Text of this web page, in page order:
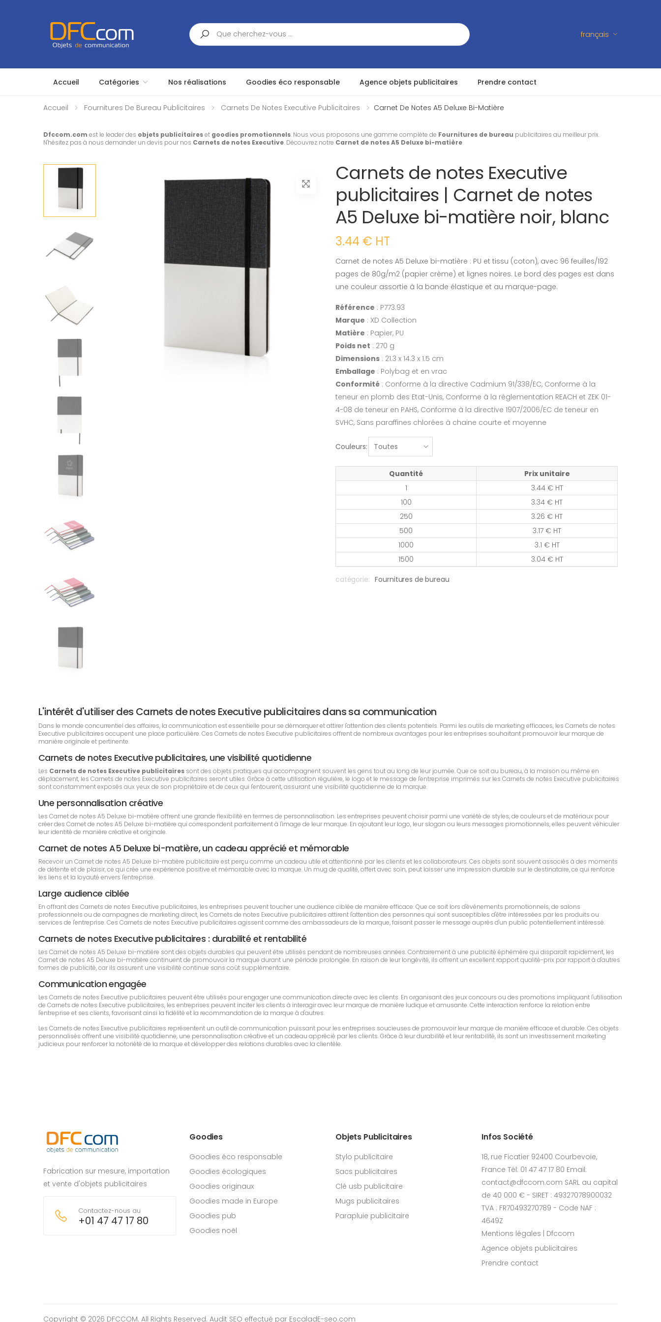
Search
français
Accueil Catégories Nos réalisations Goodies éco responsable Agence objets publicitaires Prendre contact
Accueil Fournitures De Bureau Publicitaires Carnets De Notes Executive Publicitaires Carnet De Notes A5 Deluxe Bi-Matière
Dfccom.com est le leader des objets publicitaireset goodies promotionnels. Nous vous proposons une gamme complète de Fournitures de bureau publicitaires au meilleur prix.
N'hésitez pas à nous demander un devis pour nos Carnets de notes Executive. Découvrez notre Carnet de notes A5 Deluxe bi-matière
Carnets de notes Executive
publicitaires | Carnet de notes
A5 Deluxe bi-matière noir, blanc
3.44 € HT
Carnet de notes A5 Deluxe bi-matière : PU et tissu (coton), avec 96 feuilles/192
pages de 80g/m2 (papier crème) et lignes noires. Le bord des pages est dans
une couleur assortie à la bande élastique et au marque-page.
Référence : P773.93
Marque : XD Collection
Matière : Papier, PU
Poids net : 270 g
Dimensions : 21.3 x 14.3 x 1.5 cm
Emballage : Polybag et en vrac
Conformité : Conforme à la directive Cadmium 91/338/EC, Conforme à la
teneur en plomb des Etat-Unis, Conforme à la réglementation REACH et ZEK 01-
4-08 de teneur en PAHS, Conforme à la directive 1907/2006/EC de teneur en
SVHC, Sans paraffines chlorées à chaine courte et moyenne
Couleurs:
Quantité
Prix unitaire
1
3.44 € HT
100
3.34 € HT
250
3.26 € HT
500
3.17 € HT
1000
3.1 € HT
1500
3.04 € HT
catégorie: Fournitures de bureau
L'intérêt d'utiliser des Carnets de notes Executive publicitaires dans sa communication
Dans le monde concurrentiel des affaires, la communication est essentielle pour se démarquer et attirer l'attention des clients potentiels. Parmi les outils de marketing efficaces, les Carnets de notes
Executive publicitaires occupent une place particulière. Ces Carnets de notes Executive publicitaires offrent de nombreux avantages pour les entreprises souhaitant promouvoir leur marque de
manière originale et pertinente.
Carnets de notes Executive publicitaires, une visibilité quotidienne
Les Carnets de notes Executive publicitaires sont des objets pratiques qui accompagnent souvent les gens tout au long de leur journée. Que ce soit au bureau, à la maison ou même en
déplacement, les Carnets de notes Executive publicitaires seront utiles. Grâce à cette utilisation régulière, le logo et le message de l'entreprise imprimés sur les Carnets de notes Executive publicitaires
sont constamment exposés aux yeux de son propriétaire et de ceux qui l'entourent, assurant une visibilité quotidienne de la marque.
Une personnalisation créative
Les Carnet de notes A5 Deluxe bi-matière offrent une grande flexibilité en termes de personnalisation. Les entreprises peuvent choisir parmi une variété de styles, de couleurs et de matériaux pour
créer des Carnet de notes A5 Deluxe bi-matière qui correspondent parfaitement à l'image de leur marque. En ajoutant leur logo, leur slogan ou leurs messages promotionnels, elles peuvent véhiculer
leur identité de manière créative et originale.
Carnet de notes A5 Deluxe bi-matière, un cadeau apprécié et mémorable
Recevoir un Carnet de notes A5 Deluxe bi-matière publicitaire est perçu comme un cadeau utile et attentionné par les clients et les collaborateurs. Ces objets sont souvent associés à des moments
de détente et de plaisir, ce qui crée une expérience positive et mémorable avec la marque. Un mug de qualité, offert avec soin, peut laisser une impression durable sur le destinataire, ce qui renforce
les liens et la loyauté envers l'entreprise.
Large audience ciblée
En offrant des Carnets de notes Executive publicitaires, les entreprises peuvent toucher une audience ciblée de manière efficace. Que ce soit lors d'événements promotionnels, de salons
professionnels ou de campagnes de marketing direct, les Carnets de notes Executive publicitaires attirent l'attention des personnes qui sont susceptibles d'être intéressées par les produits ou
services de l'entreprise. Ces Carnets de notes Executive publicitaires agissent comme des ambassadeurs de la marque, faisant passer le message auprès d'un public potentiellement intéressé.
Carnets de notes Executive publicitaires : durabilité et rentabilité
Les Carnet de notes A5 Deluxe bi-matière sont des objets durables qui peuvent être utilisés pendant de nombreuses années. Contrairement à une publicité éphémère qui disparaît rapidement, les
Carnet de notes A5 Deluxe bi-matière continuent de promouvoir la marque durant une période prolongée. En raison de leur longévité, ils offrent un excellent rapport qualité-prix par rapport à d'autres
formes de publicité, car ils assurent une visibilité continue sans coût supplémentaire.
Communication engagée
Les Carnets de notes Executive publicitaires peuvent être utilisés pour engager une communication directe avec les clients. En organisant des jeux concours ou des promotions impliquant l'utilisation
de Carnets de notes Executive publicitaires, les entreprises peuvent inciter les clients à interagir avec leur marque de manière ludique et amusante. Cette interaction renforce la relation entre
l'entreprise et ses clients, favorisant ainsi la fidélité et la recommandation de la marque à d'autres.
Les Carnets de notes Executive publicitaires représentent un outil de communication puissant pour les entreprises soucieuses de promouvoir leur marque de manière efficace et durable. Ces objets
personnalisés offrent une visibilité quotidienne, une personnalisation créative et un cadeau apprécié par les clients. Grâce à leur durabilité et leur rentabilité, ils sont un investissement marketing
judicieux pour renforcer la notoriété de la marque et développer des relations durables avec la clientèle.
Fabrication sur mesure, importation
et vente d'objets publicitaires
Contactez-nous au
+01 47 47 17 80
Goodies
Goodies éco responsable
Goodies écologiques
Goodies originaux
Goodies made in Europe
Goodies pub
Goodies noël
Objets Publicitaires
Stylo publicitaire
Sacs publicitaires
Clé usb publicitaire
Mugs publicitaires
Parapluie publicitaire
Infos Société
18, rue Ficatier 92400 Courbevoie,
France Tél: 01 47 47 17 80 Email:
contact@dfccom.com SARL au capital
de 40 000 € - SIRET : 49327078900032
TVA : FR70493270789 - Code NAF :
4649Z
Mentions légales | Dfccom
Agence objets publicitaires
Prendre contact
Copyright © 2026 DFCCOM. All Rights Reserved. Audit SEO effectué par EscaladE-seo.com